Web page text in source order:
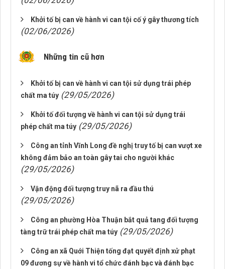
Khởi tố bị can về hành vi can tội cố ý gây thương tích
(02/06/2026)
Những tin cũ hơn
Khởi tố bị can về hành vi can tội sử dụng trái phép
chất ma túy (29/05/2026)
Khởi tố đối tượng về hành vi can tội sử dụng trái
phép chất ma túy (29/05/2026)
Công an tỉnh Vĩnh Long đề nghị truy tố bị can vượt xe
không đảm bảo an toàn gây tai cho người khác
(29/05/2026)
Vận động đối tượng truy nã ra đầu thú
(29/05/2026)
Công an phường Hòa Thuận bắt quả tang đối tượng
tàng trữ trái phép chất ma túy (29/05/2026)
Công an xã Quới Thiện tống đạt quyết định xử phạt
09 đương sự về hành vi tổ chức đánh bạc và đánh bạc